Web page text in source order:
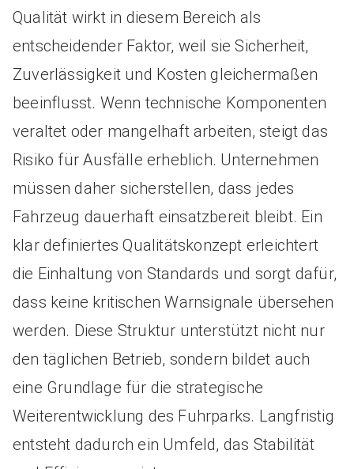
Qualität wirkt in diesem Bereich als
entscheidender Faktor, weil sie Sicherheit,
Zuverlässigkeit und Kosten gleichermaßen
beeinflusst. Wenn technische Komponenten
veraltet oder mangelhaft arbeiten, steigt das
Risiko für Ausfälle erheblich. Unternehmen
müssen daher sicherstellen, dass jedes
Fahrzeug dauerhaft einsatzbereit bleibt. Ein
klar definiertes Qualitätskonzept erleichtert
die Einhaltung von Standards und sorgt dafür,
dass keine kritischen Warnsignale übersehen
werden. Diese Struktur unterstützt nicht nur
den täglichen Betrieb, sondern bildet auch
eine Grundlage für die strategische
Weiterentwicklung des Fuhrparks. Langfristig
entsteht dadurch ein Umfeld, das Stabilität